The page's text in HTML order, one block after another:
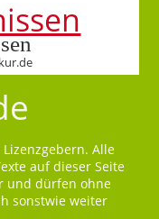
Alle
auf dieser Seite
und dürfen ohne
sonstwie weiter